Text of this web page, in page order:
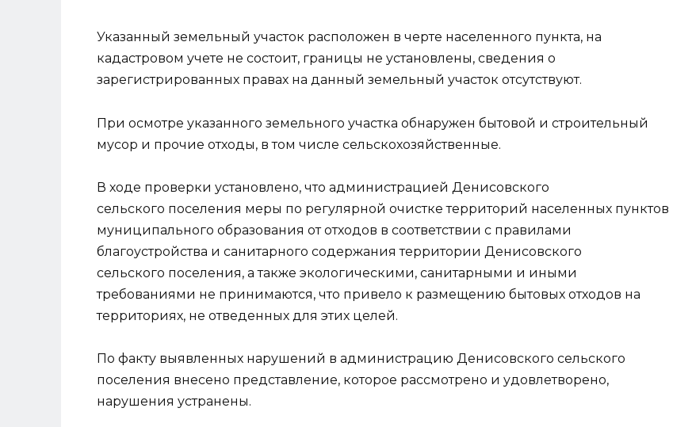
Указанный земельный участок расположен в черте населенного пункта, на
кадастровом учете не состоит, границы не установлены, сведения о
зарегистрированных правах на данный земельный участок отсутствуют.
При осмотре указанного земельного участка обнаружен бытовой и строительный
мусор и прочие отходы, в том числе сельскохозяйственные.
В ходе проверки установлено, что администрацией Денисовского
сельского поселения меры по регулярной очистке территорий населенных пунктов
муниципального образования от отходов в соответствии с правилами
благоустройства и санитарного содержания территории Денисовского
сельского поселения, а также экологическими, санитарными и иными
требованиями не принимаются, что привело к размещению бытовых отходов на
территориях, не отведенных для этих целей.
По факту выявленных нарушений в администрацию Денисовского сельского
поселения внесено представление, которое рассмотрено и удовлетворено,
нарушения устранены.